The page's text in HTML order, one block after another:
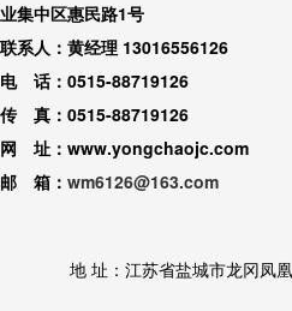
业集中区惠民路1号
联系人：黄经理 13016556126
电 话：0515-88719126
传 真：0515-88719126
网 址：www.yongchaojc.com
邮 箱： wm6126@163.com
地 址：江苏省盐城市龙冈